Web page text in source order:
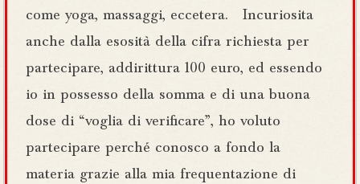
come yoga, massaggi, eccetera. Incuriosita
anche dalla esosità della cifra richiesta per
partecipare, addirittura 100 euro, ed essendo
io in possesso della somma e di una buona
dose di “voglia di verificare”, ho voluto
partecipare perché conosco a fondo la
materia grazie alla mia frequentazione di